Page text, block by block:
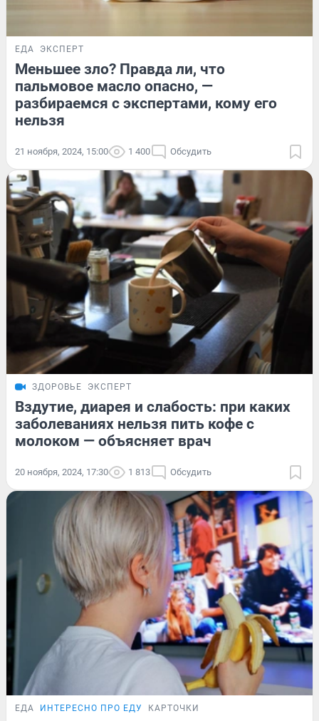
ЕДА ЭКСПЕРТ
Меньшее зло? Правда ли, что
пальмовое масло опасно, —
разбираемся с экспертами, кому его
нельзя
21 ноября, 2024, 15:00 1 400 Обсудить
ЗДОРОВЬЕ ЭКСПЕРТ
Вздутие, диарея и слабость: при каких
заболеваниях нельзя пить кофе с
молоком — объясняет врач
20 ноября, 2024, 17:30 1 813 Обсудить
ЕДА ИНТЕРЕСНО ПРО ЕДУ КАРТОЧКИ